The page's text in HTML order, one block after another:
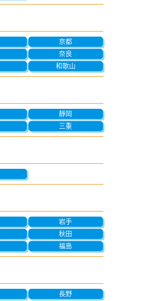
京都
奈良
和歌山
靜岡
三重
岩手
秋田
福島
長野